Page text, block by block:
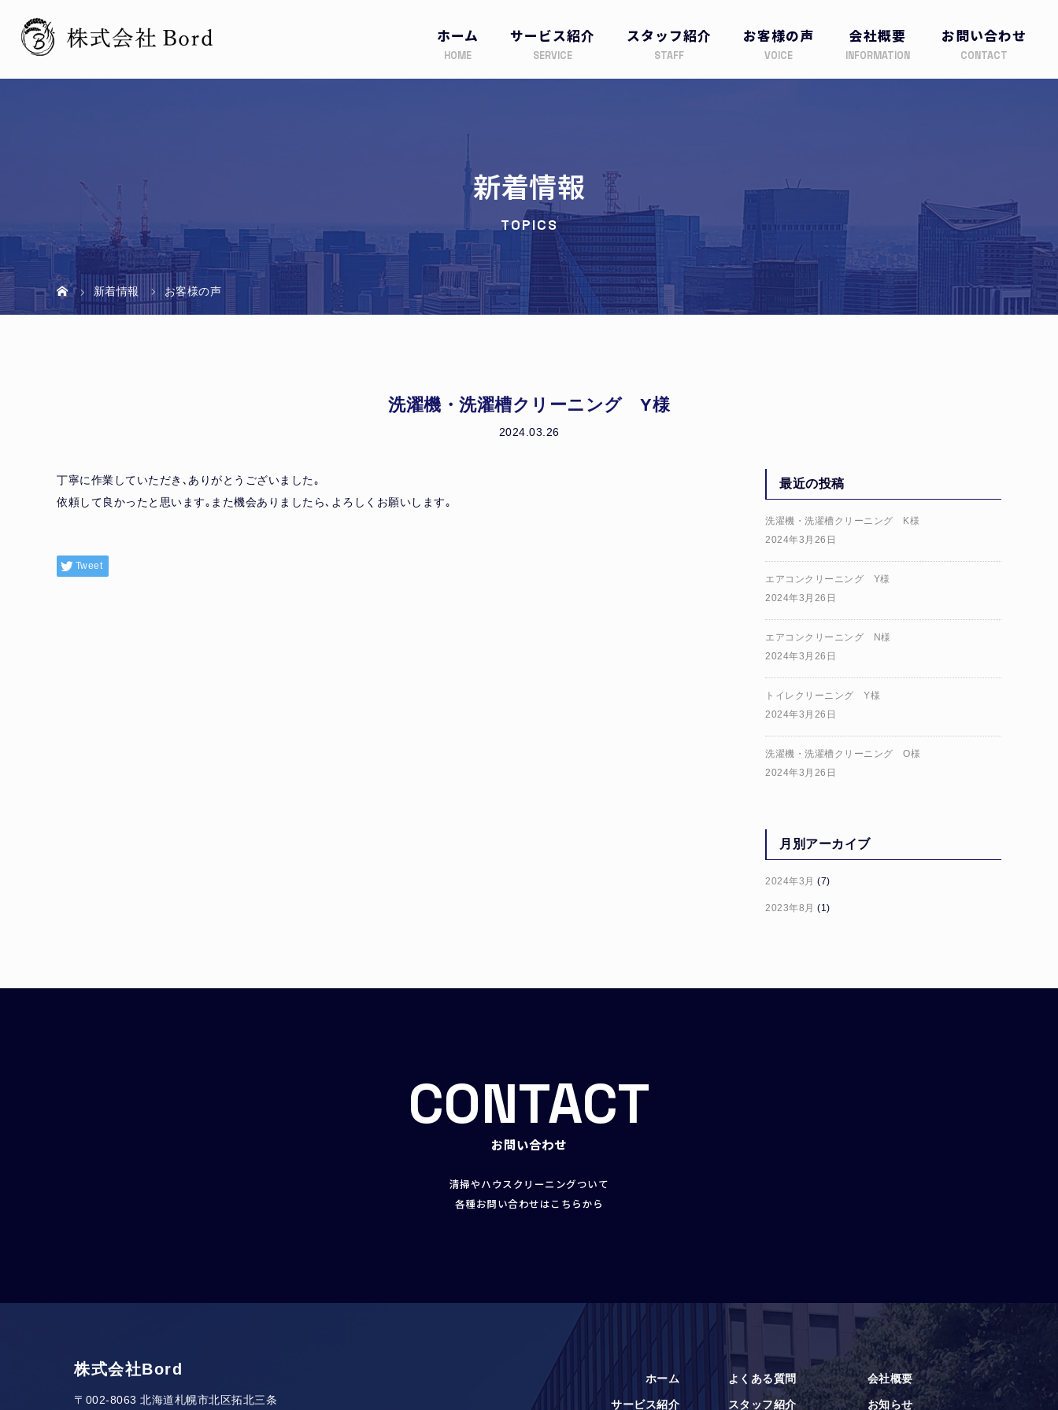
ホーム サービス紹介 スタッフ紹介 お客様の声 会社概要 お問い合わせ
新着情報
TOPICS
新着情報 お客様の声
洗濯機・洗濯槽クリーニング Y様
2024.03.26
丁寧に作業していただき､ありがとうございました｡
依頼して良かったと思います｡また機会ありましたら､よろしくお願いします｡
Tweet
最近の投稿
洗濯機・洗濯槽クリーニング K様
2024年3月26日
エアコンクリーニング Y様
2024年3月26日
エアコンクリーニング N様
2024年3月26日
トイレクリーニング Y様
2024年3月26日
洗濯機・洗濯槽クリーニング O様
2024年3月26日
月別アーカイブ
2024年3月 (7)
2023年8月 (1)
CONTACT
お問い合わせ
清掃やハウスクリーニングついて
各種お問い合わせはこちらから
株式会社Bord
〒002-8063 北海道札幌市北区拓北三条
ホーム
サービス紹介
よくある質問
スタッフ紹介
会社概要
お知らせ